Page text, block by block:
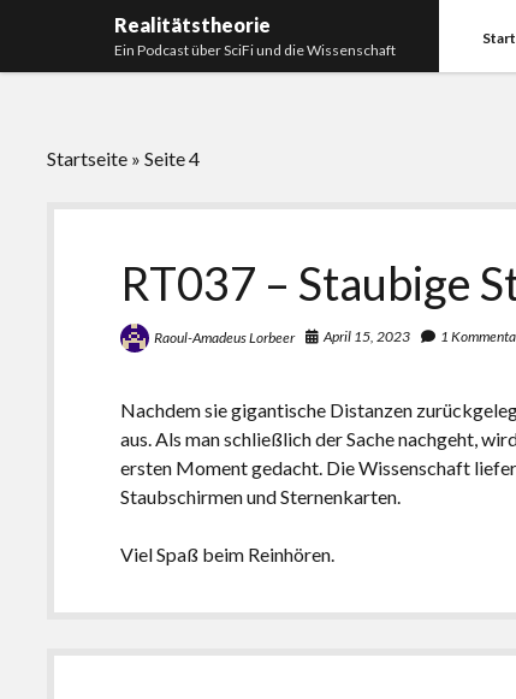
Realitätstheorie
Ein Podcast über SciFi und die Wissenschaft
Startseite »Seite 4
RT037 – Staubige
Raoul-Amadeus Lorbeer April 15, 2023 1
Nachdem sie gigantische Distanzen
aus. Als man schließlich der Sache nachgeht,
ersten Moment gedacht. Die Wissenschaft
Staubschirmen und Sternenkarten.
Viel Spaß beim Reinhören.